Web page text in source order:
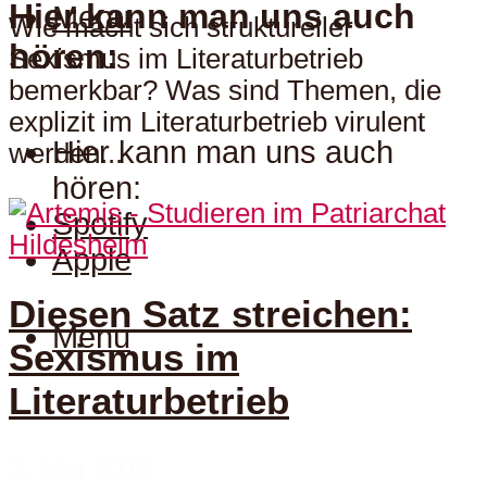
Menu
Hier kann man uns auch
hören:
Hier kann man uns auch
hören:
Spotify
Apple
Menu
Wie macht sich struktureller
Sexismus im Literaturbetrieb
bemerkbar? Was sind Themen, die
explizit im Literaturbetrieb virulent
werden...
Hildesheim
Diesen Satz streichen:
Sexismus im
Literaturbetrieb